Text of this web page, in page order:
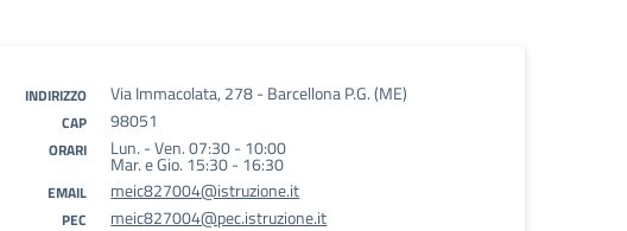
INDIRIZZO Via Immacolata, 278 - Barcellona P.G. (ME)
CAP 98051
ORARI Lun. - Ven. 07:30 - 10:00
Mar. e Gio. 15:30 - 16:30
EMAIL meic827004@istruzione.it
PEC meic827004@pec.istruzione.it